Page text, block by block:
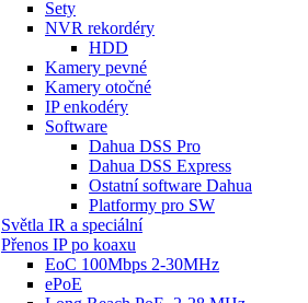
Sety
NVR rekordéry
HDD
Kamery pevné
Kamery otočné
IP enkodéry
Software
Dahua DSS Pro
Dahua DSS Express
Ostatní software Dahua
Platformy pro SW
Světla IR a speciální
Přenos IP po koaxu
EoC 100Mbps 2-30MHz
ePoE